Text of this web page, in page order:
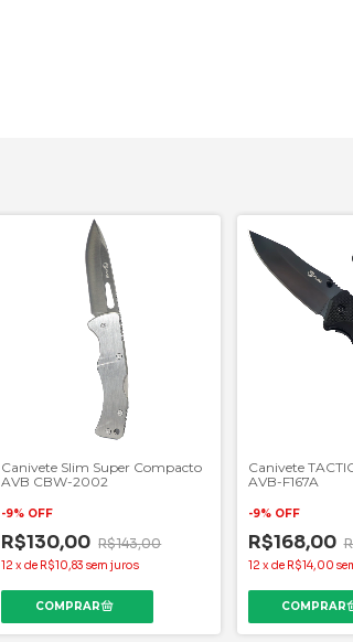
Canivete Slim Super Compacto
AVB CBW-2002
-9% OFF
R$130,00 R$143,00
12 xde R$10,83 sem juros
Canivete
AVB-F167A
-9% OFF
R$168,00
12 xde R$14,00